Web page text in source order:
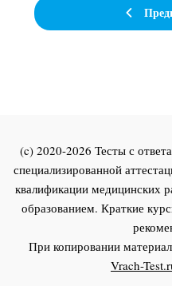
(c) 2020-2026 Тесты с
специализированной
квалификации медицинских
образованием. Краткие
При копировании
Vrach-